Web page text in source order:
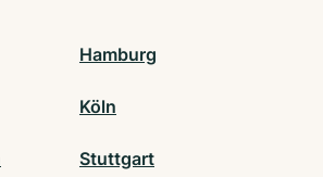
Hamburg
Köln
Stuttgart